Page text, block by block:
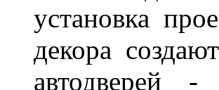
установка
декора
автодверей